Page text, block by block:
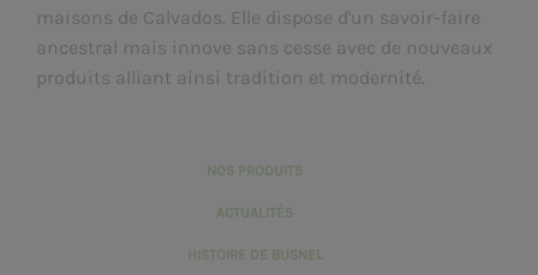
maisons de Calvados. Elle dispose d'un savoir-faire
ancestral mais innove sans cesse avec de nouveaux
produits alliant ainsi tradition et modernité.
NOS PRODUITS
ACTUALITÉS
HISTOIRE DE BUSNEL